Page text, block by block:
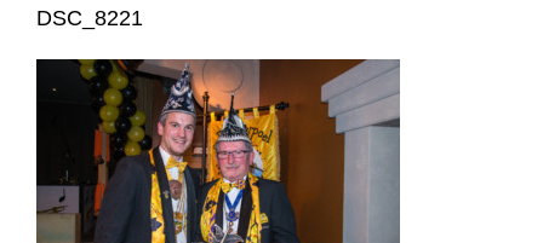
DSC_8221